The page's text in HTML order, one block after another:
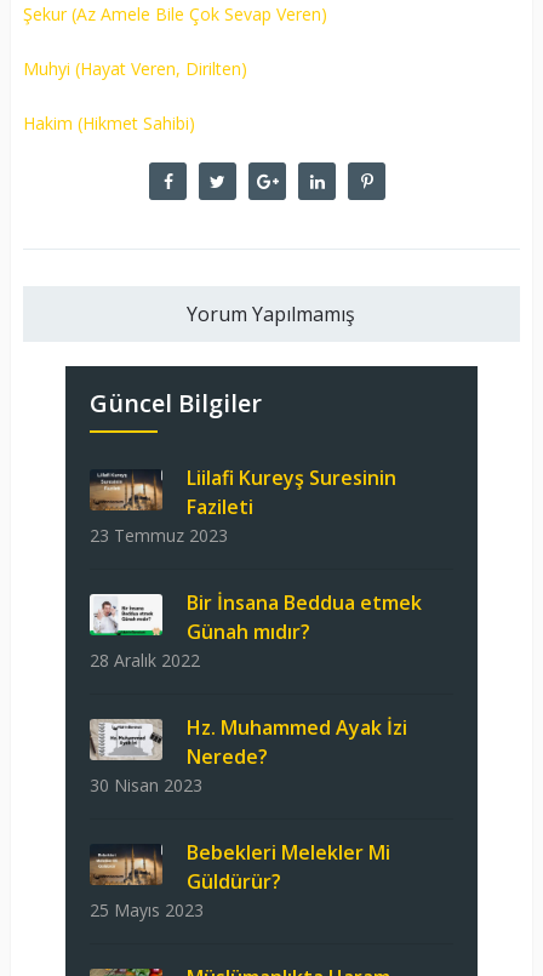
Şekur (Az Amele Bile Çok Sevap Veren)
Muhyi (Hayat Veren, Dirilten)
Hakim (Hikmet Sahibi)
Yorum Yapılmamış
Güncel Bilgiler
Liilafi Kureyş Suresinin
Fazileti
23 Temmuz 2023
Bir İnsana Beddua etmek
Günah mıdır?
28 Aralık 2022
Hz. Muhammed Ayak İzi
Nerede?
30 Nisan 2023
Bebekleri Melekler Mi
Güldürür?
25 Mayıs 2023